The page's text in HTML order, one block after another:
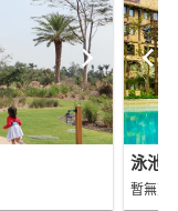
泳池
暫無更